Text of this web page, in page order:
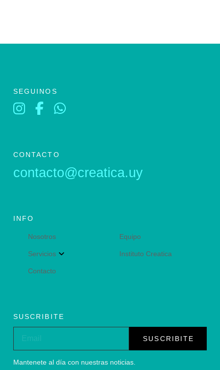
SEGUINOS
CONTACTO
contacto@creatica.uy
INFO
Nosotros Equipo
Servicios Instituto Creatica
Contacto
SUSCRIBITE
SUSCRIBITE
Mantenete al día con nuestras noticias.